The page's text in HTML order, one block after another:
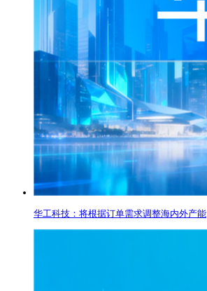
华工科技：将根据订单需求调整海内外产能